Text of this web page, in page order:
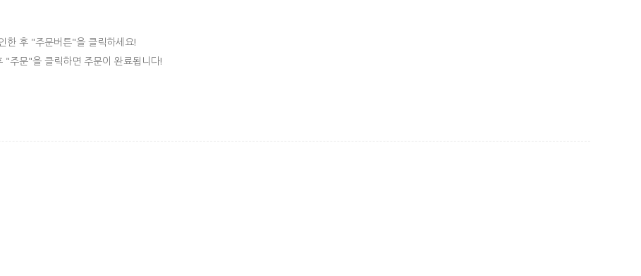
한 후 "주문버튼"을 클릭하세요!
주문"을 클릭하면 주문이 완료됩니다!